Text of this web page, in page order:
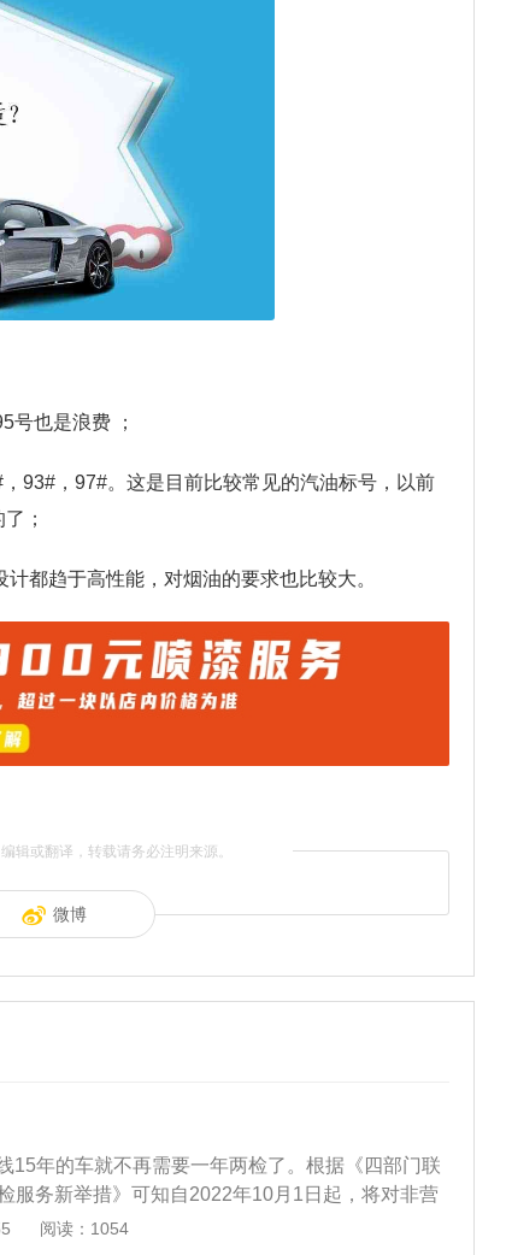
号也是浪费 ；
93#，97#。这是目前比较常见的汽油标号，以前
；
都趋于高性能，对烟油的要求也比较大。
辑或翻译，转载请务必注明来源。
微博
15年的车就不再需要一年两检了。根据《四部门联
服务新举措》可知自2022年10月1日起，将对非营
内上线检验3次调整为检验2次（第6年、第10
阅读：1054